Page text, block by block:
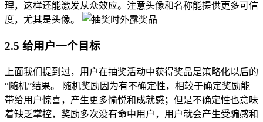
理，这样还能激发从众效应。注意头像和名称能提供更多可信
度，尤其是头像。
2.5 给用户一个目标
上面我们提到过，用户在抽奖活动中获得奖品是策略化以后的
“随机”结果。 随机奖励因为有不确定性，相较于确定奖励能
带给用户惊喜，产生更多愉悦和成就感；但是不确定性也意味
着缺乏掌控，奖励多次没有命中用户，用户就会产生受骗感和